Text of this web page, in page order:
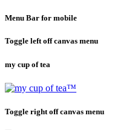
Menu Bar for mobile
Toggle left off canvas menu
my cup of tea
Toggle right off canvas menu